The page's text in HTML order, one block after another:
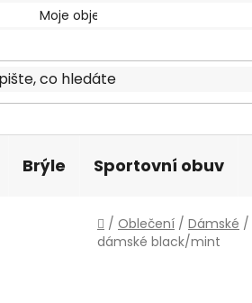
Moje objednávka
Brýle Sportovní obuv
Domů
/ Oblečení / Dámské /
dámské black/mint